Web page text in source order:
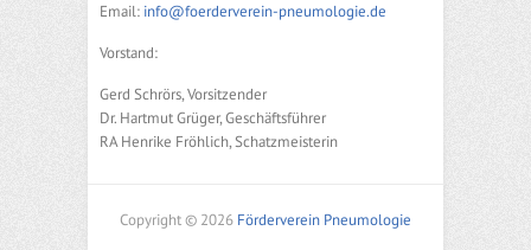
Email: info@foerderverein-pneumologie.de
Vorstand:
Gerd Schrörs, Vorsitzender
Dr. Hartmut Grüger, Geschäftsführer
RA Henrike Fröhlich, Schatzmeisterin
Copyright © 2026 Förderverein Pneumologie